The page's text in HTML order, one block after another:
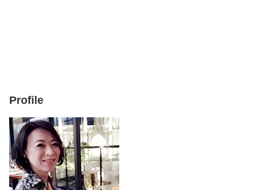
Profile